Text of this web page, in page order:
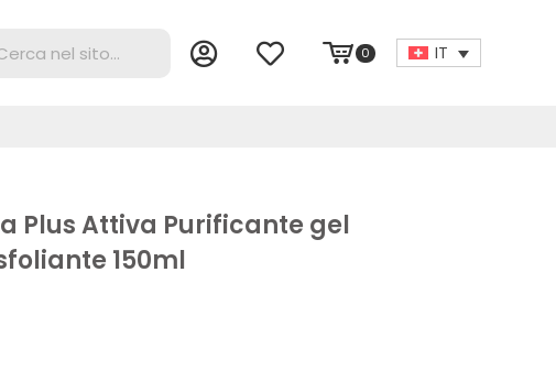
0 IT
Plus Attiva Purificante gel
150ml